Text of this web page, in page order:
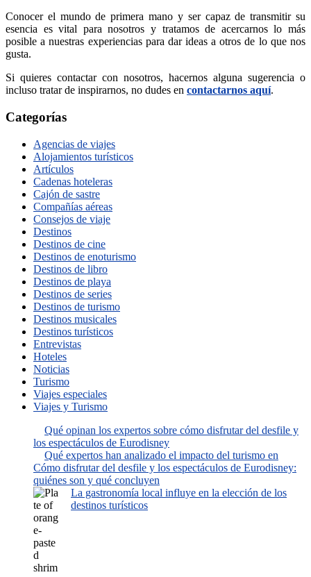
Conocer el mundo de primera mano y ser capaz de transmitir su
esencia es vital para nosotros y tratamos de acercarnos lo más
posible a nuestras experiencias para dar ideas a otros de lo que nos
gusta.
Si quieres contactar con nosotros, hacernos alguna sugerencia o
incluso tratar de inspirarnos, no dudes en contactarnos aquí.
Categorías
Agencias de viajes
Alojamientos turísticos
Artículos
Cadenas hoteleras
Cajón de sastre
Compañías aéreas
Consejos de viaje
Destinos
Destinos de cine
Destinos de enoturismo
Destinos de libro
Destinos de playa
Destinos de series
Destinos de turismo
Destinos musicales
Destinos turísticos
Entrevistas
Hoteles
Noticias
Turismo
Viajes especiales
Viajes y Turismo
Qué opinan los expertos sobre cómo disfrutar del desfile y
los espectáculos de Eurodisney
Qué expertos han analizado el impacto del turismo en
Cómo disfrutar del desfile y los espectáculos de Eurodisney:
quiénes son y qué concluyen
La gastronomía local influye en la elección de los
destinos turísticos